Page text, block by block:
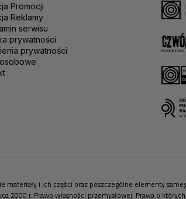
Promocji
Reklamy
serwisu
prywatności
prywatności
materiały i ich części oraz poszczególne elementy
2000 r. Prawo własności przemysłowej. Prawa o